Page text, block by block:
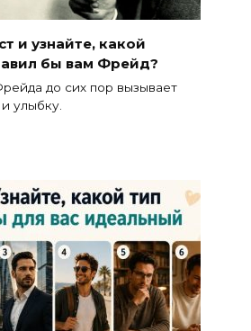
и узнайте, какой
бы вам Фрейд?
до сих пор вызывает
улыбку.